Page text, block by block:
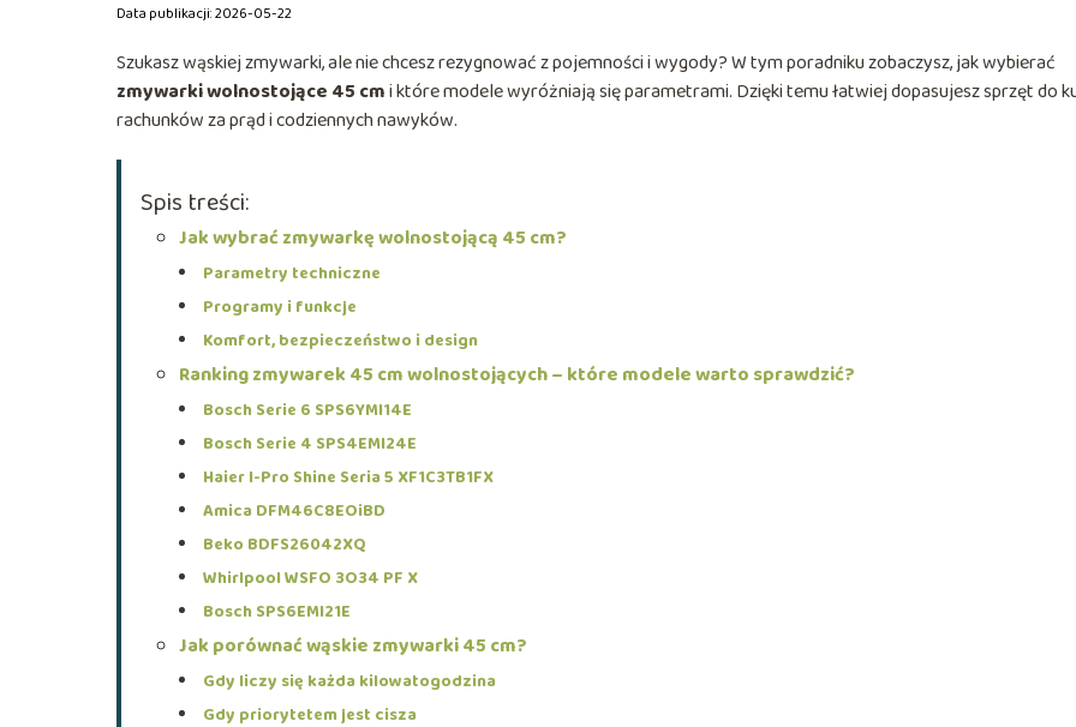
Data publikacji: 2026-05-22
Szukasz wąskiej zmywarki, ale nie chcesz rezygnować z pojemności i wygody? W tym poradniku zobaczysz, jak wybierać
zmywarki wolnostojące 45 cmi które modele wyróżniają się parametrami. Dzięki temu łatwiej dopasujesz sprzęt do
rachunków za prąd i codziennych nawyków.
Spis treści:
Jak wybrać zmywarkę wolnostojącą 45 cm?
Parametry techniczne
Programy i funkcje
Komfort, bezpieczeństwo i design
Ranking zmywarek 45 cm wolnostojących – które modele warto sprawdzić?
Bosch Serie 6 SPS6YMI14E
Bosch Serie 4 SPS4EMI24E
Haier I-Pro Shine Seria 5 XF1C3TB1FX
Amica DFM46C8EOiBD
Beko BDFS26042XQ
Whirlpool WSFO 3O34 PF X
Bosch SPS6EMI21E
Jak porównać wąskie zmywarki 45 cm?
Gdy liczy się każda kilowatogodzina
Gdy priorytetem jest cisza